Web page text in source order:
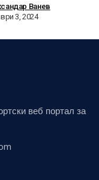
Ванев
3, 2024
веб портал за